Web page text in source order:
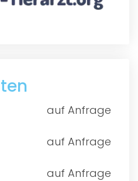
auf Anfrage
auf Anfrage
auf Anfrage